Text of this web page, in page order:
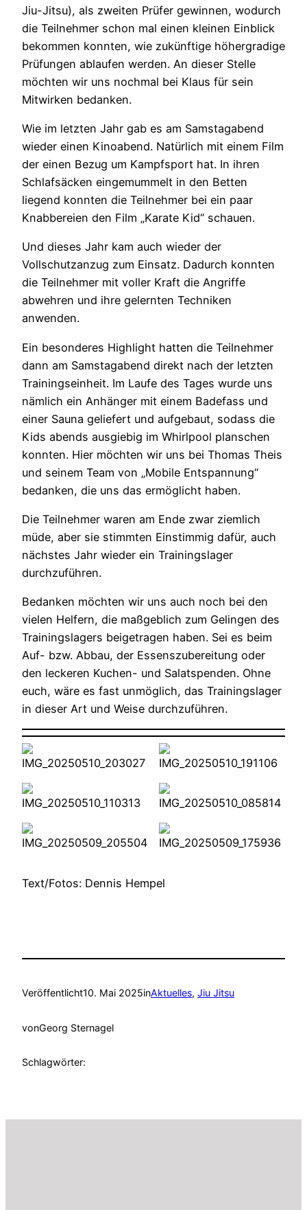
Jiu-Jitsu), als zweiten Prüfer gewinnen, wodurch
die Teilnehmer schon mal einen kleinen Einblick
bekommen konnten, wie zukünftige höhergradige
Prüfungen ablaufen werden. An dieser Stelle
möchten wir uns nochmal bei Klaus für sein
Mitwirken bedanken.
Wie im letzten Jahr gab es am Samstagabend
wieder einen Kinoabend. Natürlich mit einem Film
der einen Bezug um Kampfsport hat. In ihren
Schlafsäcken eingemummelt in den Betten
liegend konnten die Teilnehmer bei ein paar
Knabbereien den Film „Karate Kid“ schauen.
Und dieses Jahr kam auch wieder der
Vollschutzanzug zum Einsatz. Dadurch konnten
die Teilnehmer mit voller Kraft die Angriffe
abwehren und ihre gelernten Techniken
anwenden.
Ein besonderes Highlight hatten die Teilnehmer
dann am Samstagabend direkt nach der letzten
Trainingseinheit. Im Laufe des Tages wurde uns
nämlich ein Anhänger mit einem Badefass und
einer Sauna geliefert und aufgebaut, sodass die
Kids abends ausgiebig im Whirlpool planschen
konnten. Hier möchten wir uns bei Thomas Theis
und seinem Team von „Mobile Entspannung“
bedanken, die uns das ermöglicht haben.
Die Teilnehmer waren am Ende zwar ziemlich
müde, aber sie stimmten Einstimmig dafür, auch
nächstes Jahr wieder ein Trainingslager
durchzuführen.
Bedanken möchten wir uns auch noch bei den
vielen Helfern, die maßgeblich zum Gelingen des
Trainingslagers beigetragen haben. Sei es beim
Auf- bzw. Abbau, der Essenszubereitung oder
den leckeren Kuchen- und Salatspenden. Ohne
euch, wäre es fast unmöglich, das Trainingslager
in dieser Art und Weise durchzuführen.
Text/Fotos: Dennis Hempel
Veröffentlicht10. Mai 2025inAktuelles, Jiu Jitsu
vonGeorg Sternagel
Schlagwörter: